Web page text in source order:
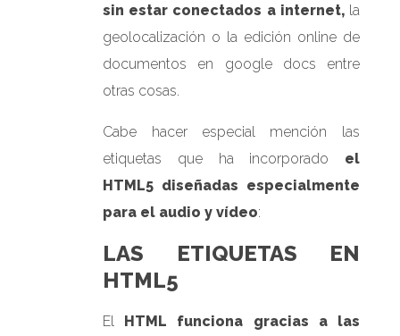
sin estar conectados a internet,la
geolocalización o la edición online de
documentos en google docs entre
otras cosas.
Cabe hacer especial mención las
etiquetas que ha incorporado el
HTML5 diseñadas especialmente
para el audio yvídeo:
LAS ETIQUETAS EN
HTML5
El HTML funciona gracias a las